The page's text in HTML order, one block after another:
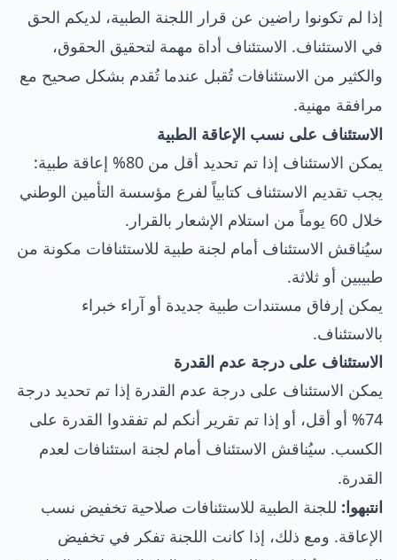
إذا لم تكونوا راضين عن قرار اللجنة الطبية، لديكم الحق
في الاستئناف. الاستئناف أداة مهمة لتحقيق الحقوق،
والكثير من الاستئنافات تُقبل عندما تُقدم بشكل صحيح مع
مرافقة مهنية.
الاستئناف على نسب الإعاقة الطبية
يمكن الاستئناف إذا تم تحديد أقل من 80% إعاقة طبية:
يجب تقديم الاستئناف كتابياً لفرع مؤسسة التأمين الوطني
خلال 60 يوماً من استلام الإشعار بالقرار.
سيُناقش الاستئناف أمام لجنة طبية للاستئنافات مكونة من
طبيبين أو ثلاثة.
يمكن إرفاق مستندات طبية جديدة أو آراء خبراء
بالاستئناف.
الاستئناف على درجة عدم القدرة
يمكن الاستئناف على درجة عدم القدرة إذا تم تحديد درجة
74% أو أقل، أو إذا تم تقرير أنكم لم تفقدوا القدرة على
الكسب. سيُناقش الاستئناف أمام لجنة استئنافات لعدم
القدرة.
انتبهوا: للجنة الطبية للاستئنافات صلاحية تخفيض نسب
الإعاقة. ومع ذلك، إذا كانت اللجنة تفكر في تخفيض